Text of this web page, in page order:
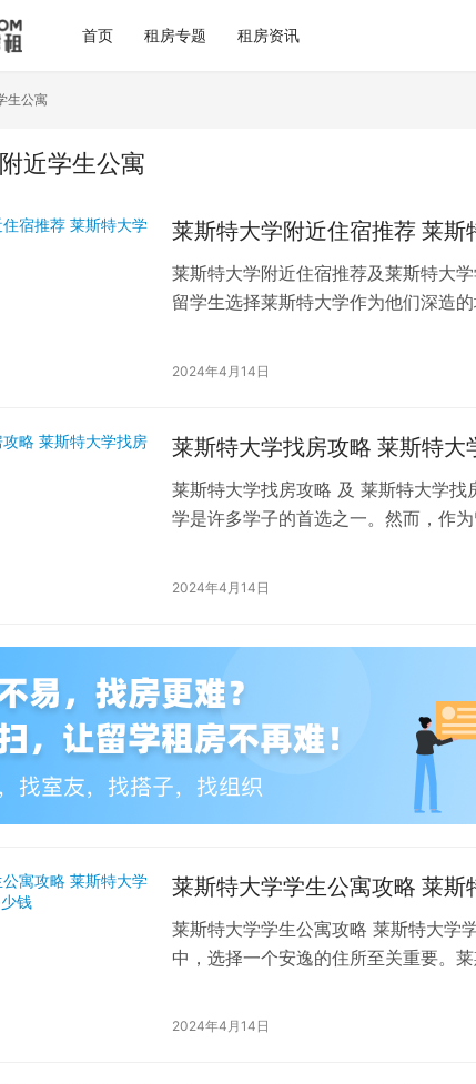
首页 租房专题 租房资讯
生公寓
近学生公寓
莱斯特大学附近住宿推荐 莱斯
莱斯特大学附近住宿推荐及莱斯特大
留学生选择莱斯特大学作为他们深造
2024年4月14日
莱斯特大学找房攻略 莱斯特大
莱斯特大学找房攻略 及 莱斯特大学
学是许多学子的首选之一。然而，作
2024年4月14日
莱斯特大学学生公寓攻略 莱
莱斯特大学学生公寓攻略 莱斯特大学
中，选择一个安逸的住所至关重要。
2024年4月14日